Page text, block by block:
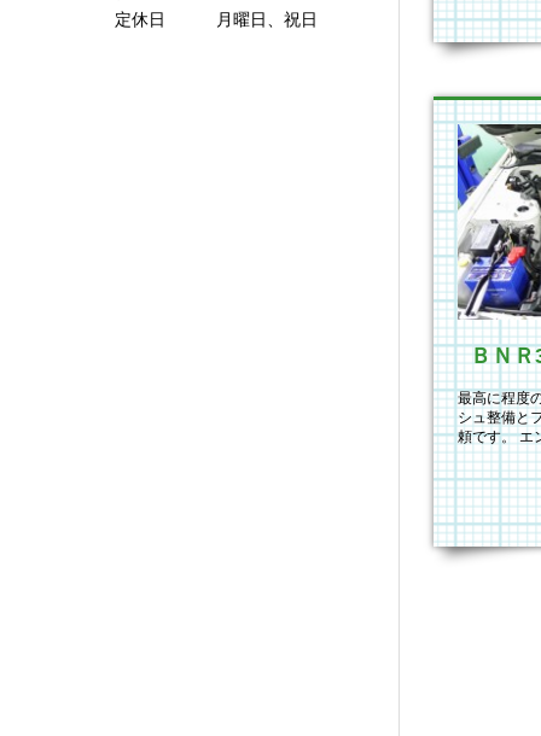
最高に程度
シュ整備と
頼です。 エ
てを
定休日 月曜日、祝日